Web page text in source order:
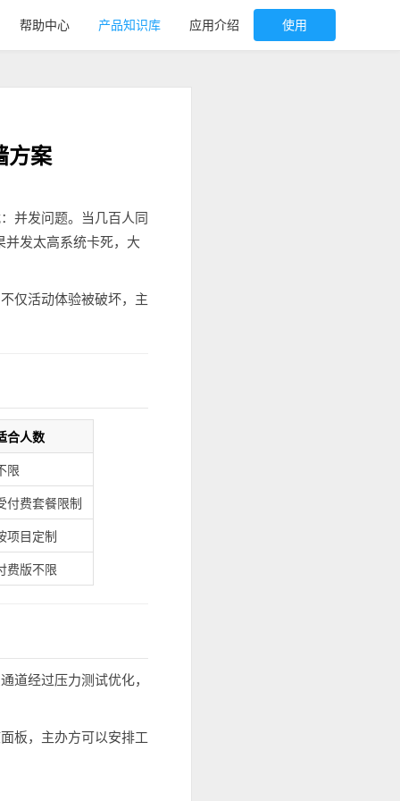
帮助中心 产品知识库 应用介绍 使用
方案
并发问题。当几百人同
并发太高系统卡死，大
仅活动体验被破坏，主
合人数
限
付费套餐限制
项目定制
费版不限
道经过压力测试优化，
板，主办方可以安排工